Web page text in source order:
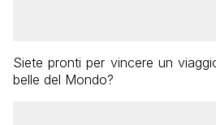
Siete pronti per vincere un
belle del Mondo?